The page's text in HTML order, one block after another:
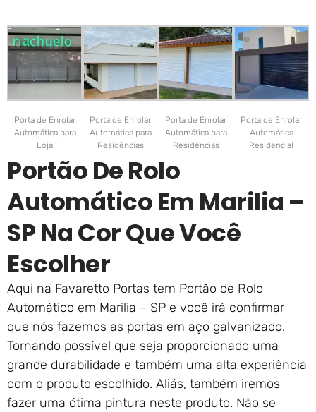
Porta de Enrolar
Automática para
Loja
Porta de Enrolar
Automática para
Residências
Porta de Enrolar
Automática para
Residências
Porta de Enrolar
Automática
Residencial
Portão De Rolo
Automático Em Marilia –
SP Na Cor Que Você
Escolher
Aqui na Favaretto Portas tem Portão de Rolo
Automático em Marilia – SP e você irá confirmar
que nós fazemos as portas em aço galvanizado.
Tornando possível que seja proporcionado uma
grande durabilidade e também uma alta experiência
com o produto escolhido. Aliás, também iremos
fazer uma ótima pintura neste produto. Não se